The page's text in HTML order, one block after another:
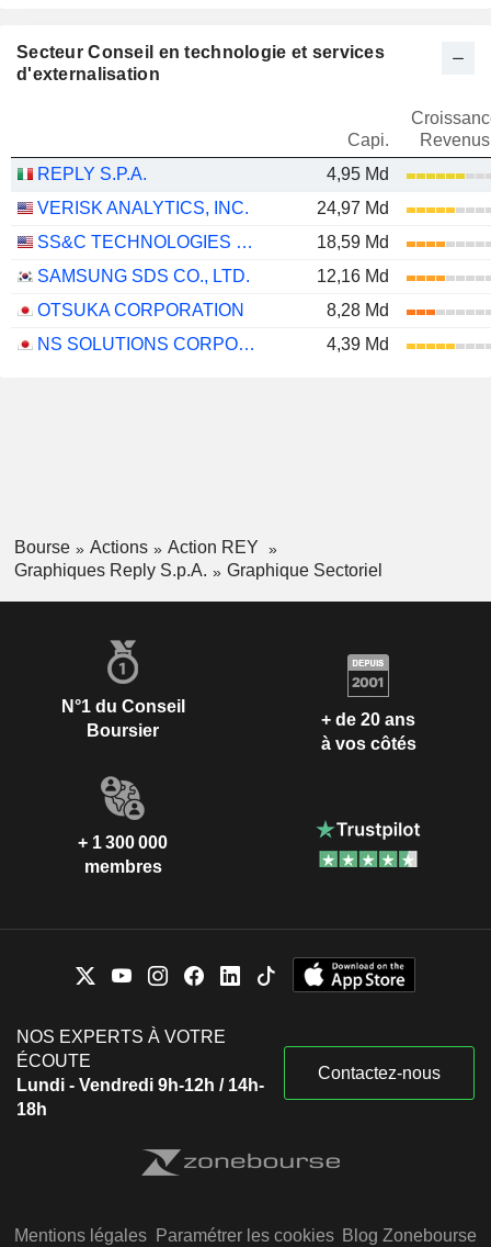
Secteur Conseil en technologie et services
d'externalisation
Capi.
Revenus
REPLY S.P.A.
4,95 Md
VERISK ANALYTICS, INC.
24,97 Md
SS&C TECHNOLOGIES HOLDINGS, INC.
18,59 Md
SAMSUNG SDS CO., LTD.
12,16 Md
OTSUKA CORPORATION
8,28 Md
NS SOLUTIONS CORPORATION
4,39 Md
Bourse Actions
Action REY
Graphiques Reply S.p.A.
Graphique Sectoriel
N°1 du Conseil
Boursier
+ de 20 ans
à vos côtés
+ 1 300 000
membres
NOS EXPERTS À VOTRE
ÉCOUTE
Lundi - Vendredi 9h-12h / 14h-
18h
Contactez-nous
Mentions légales Paramétrer les cookies Blog Zonebourse